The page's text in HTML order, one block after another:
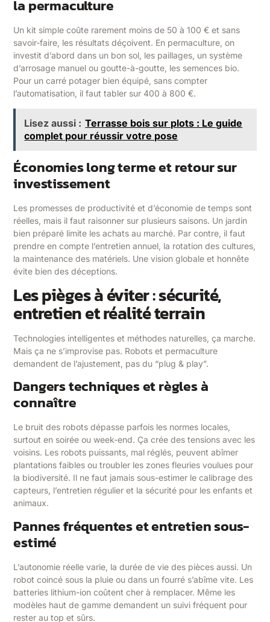
la permaculture
Un kit simple coûte rarement moins de 50 à 100 € et sans
savoir-faire, les résultats déçoivent. En permaculture, on
investit d’abord dans un bon sol, les paillages, un système
d’arrosage manuel ou goutte-à-goutte, les semences bio.
Pour un carré potager bien équipé, sans compter
l’automatisation, il faut tabler sur 400 à 800 €.
Lisez aussi : Terrasse bois sur plots : Le guide
complet pour réussir votre pose
Économies long terme et retour sur
investissement
Les promesses de productivité et d’économie de temps sont
réelles, mais il faut raisonner sur plusieurs saisons. Un jardin
bien préparé limite les achats au marché. Par contre, il faut
prendre en compte l’entretien annuel, la rotation des cultures,
la maintenance des matériels. Une vision globale et honnête
évite bien des déceptions.
Les pièges à éviter : sécurité,
entretien et réalité terrain
Technologies intelligentes et méthodes naturelles, ça marche.
Mais ça ne s’improvise pas. Robots et permaculture
demandent de l’ajustement, pas du “plug & play”.
Dangers techniques et règles à
connaître
Le bruit des robots dépasse parfois les normes locales,
surtout en soirée ou week-end. Ça crée des tensions avec les
voisins. Les robots puissants, mal réglés, peuvent abîmer
plantations faibles ou troubler les zones fleuries voulues pour
la biodiversité. Il ne faut jamais sous-estimer le calibrage des
capteurs, l’entretien régulier et la sécurité pour les enfants et
animaux.
Pannes fréquentes et entretien sous-
estimé
L’autonomie réelle varie, la durée de vie des pièces aussi. Un
robot coincé sous la pluie ou dans un fourré s’abîme vite. Les
batteries lithium-ion coûtent cher à remplacer. Même les
modèles haut de gamme demandent un suivi fréquent pour
rester au top et sûrs.